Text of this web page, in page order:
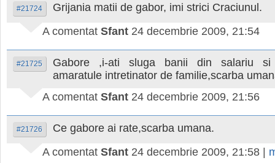
#21724
Grijania matii de gabor, imi strici Craciunul.
A comentat Sfant 24 decembrie 2009, 21:54
#21725
Gabore ,i-ati sluga banii din salariu
amaratule intretinator de familie,scarba
A comentat Sfant 24 decembrie 2009, 21:56
#21726
Ce gabore ai rate,scarba umana.
A comentat Sfant 24 decembrie 2009, 21:58